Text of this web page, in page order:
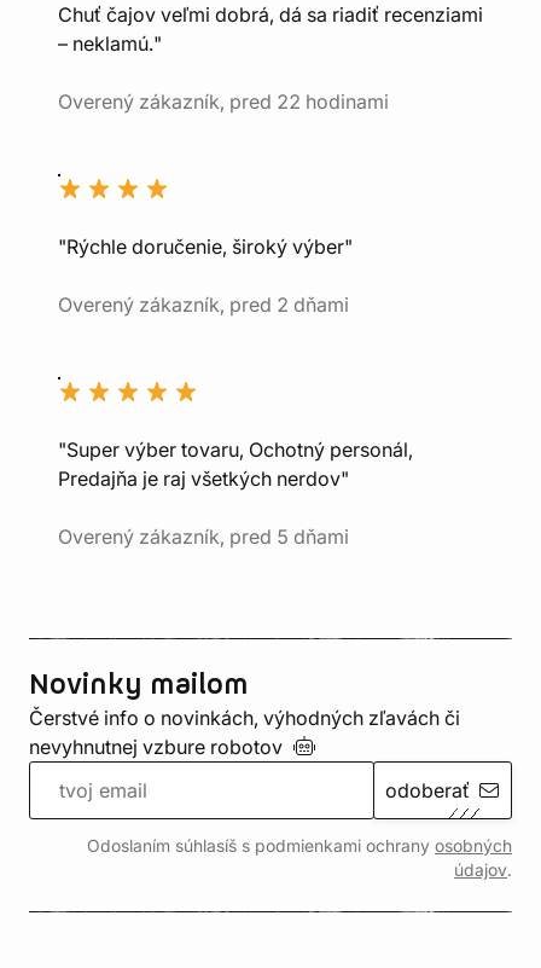
Chuť čajov veľmi dobrá, dá sa riadiť recenziami
– neklamú."
Overený zákazník, pred 22 hodinami
"Rýchle doručenie, široký výber"
Overený zákazník, pred 2 dňami
"Super výber tovaru, Ochotný personál,
Predajňa je raj všetkých nerdov"
Overený zákazník, pred 5 dňami
Novinky mailom
Čerstvé info o novinkách, výhodných zľavách či
nevyhnutnej vzbure robotov
odoberať
Odoslaním súhlasíš s podmienkami ochrany osobných
údajov.